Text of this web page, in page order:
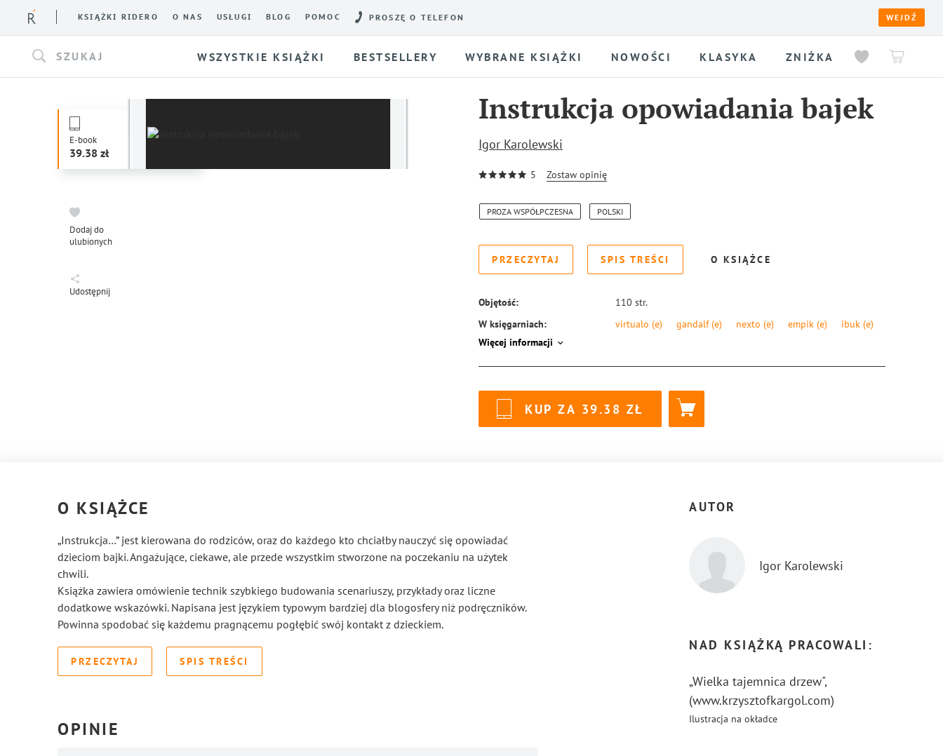
KSIĄŻKI RIDERO O NAS USŁUGI BLOG POMOC PROSZĘ O TELEFON WEJDŹ
SZUKAJ WSZYSTKIE KSIĄŻKI BESTSELLERY WYBRANE KSIĄŻKI NOWOŚCI KLASYKA ZNIŻKA
E-book
39.38
Dodaj do
ulubionych
Udostępnij
Instrukcja opowiadania bajek
Igor Karolewski
5 Zostaw opinię
PROZA WSPÓŁPCZESNA POLSKI
PRZECZYTAJ SPIS TREŚCI O KSIĄŻCE
Objętość: 110 str.
W księgarniach:
virtualo (e) gandalf (e) nexto (e) empik (e) ibuk (e)
ISBN:
Więcej informacji
KUP ZA 39.38
O KSIĄŻCE
„Instrukcja…” jest kierowana do rodziców, oraz do każdego kto chciałby nauczyć się opowiadać
dzieciom bajki. Angażujące, ciekawe, ale przede wszystkim stworzone na poczekaniu na użytek
chwili.
Książka zawiera omówienie technik szybkiego budowania scenariuszy, przykłady oraz liczne
dodatkowe wskazówki. Napisana jest językiem typowym bardziej dla blogosfery niż podręczników.
Powinna spodobać się każdemu pragnącemu pogłębić swój kontakt z dzieckiem.
PRZECZYTAJ SPIS TREŚCI
OPINIE
AUTOR
Igor Karolewski
NAD KSIĄŻKĄ PRACOWALI:
„Wielka tajemnica drzew",
(www.krzysztofkargol.com)
Ilustracja na okładce